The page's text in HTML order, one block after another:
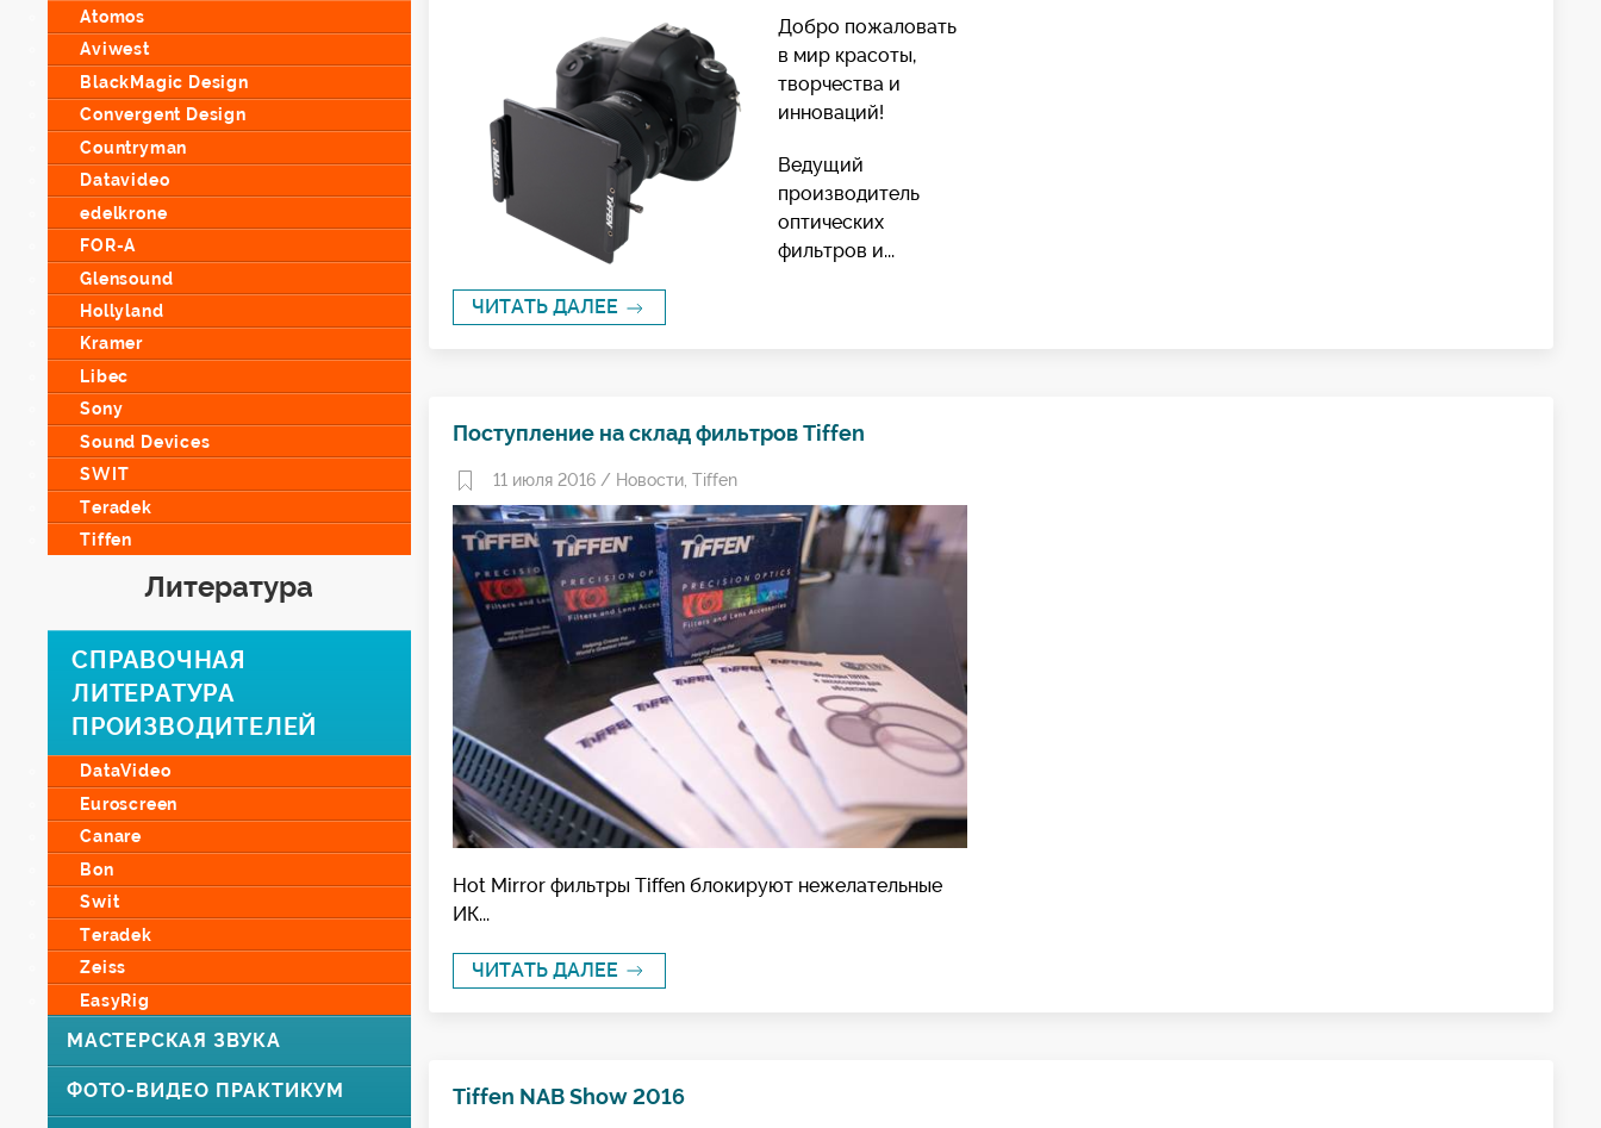
Atomos
Aviwest
BlackMagic Design
Convergent Design
Countryman
Datavideo
edelkrone
FOR-A
Glensound
Hollyland
Kramer
Libec
Sony
Sound Devices
SWIT
Teradek
Tiffen
Литература
СПРАВОЧНАЯ
ЛИТЕРАТУРА
ПРОИЗВОДИТЕЛЕЙ
DataVideo
Euroscreen
Canare
Bon
Swit
Teradek
Zeiss
EasyRig
МАСТЕРСКАЯ ЗВУКА
ФОТО-ВИДЕО ПРАКТИКУМ
Добро пожаловать
в мир красоты,
творчества и
инноваций!
Ведущий
производитель
оптических
фильтров и...
ЧИТАТЬ ДАЛЕЕ
Поступление на склад фильтров Tiffen
11 июля 2016 / Новости, Tiffen
Hot Mirror фильтры Tiffen блокируют нежелательные
ИК...
ЧИТАТЬ ДАЛЕЕ
Tiffen NAB Show 2016